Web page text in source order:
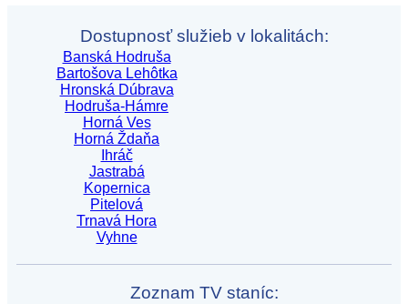
Dostupnosť služieb v lokalitách:
Banská Hodruša
Bartošova Lehôtka
Hronská Dúbrava
Hodruša-Hámre
Horná Ves
Horná Ždaňa
Ihráč
Jastrabá
Kopernica
Pitelová
Trnavá Hora
Vyhne
Zoznam TV staníc: